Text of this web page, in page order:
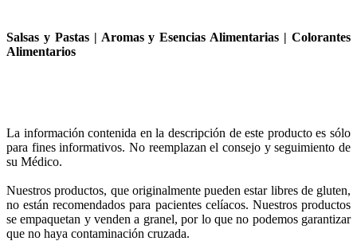
Salsas y Pastas | Aromas y Esencias Alimentarias | Colorantes
Alimentarios
La información contenida en la descripción de este producto es sólo
para fines informativos. No reemplazan el consejo y seguimiento de
su Médico.
Nuestros productos, que originalmente pueden estar libres de gluten,
no están recomendados para pacientes celíacos. Nuestros productos
se empaquetan y venden a granel, por lo que no podemos garantizar
que no haya contaminación cruzada.